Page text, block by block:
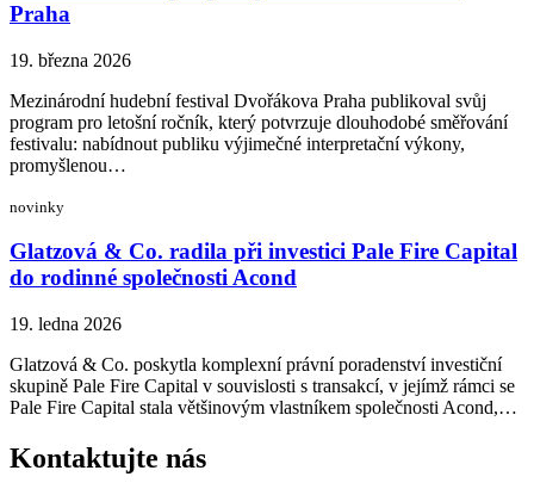
Praha
19. března 2026
Mezinárodní hudební festival Dvořákova Praha publikoval svůj
program pro letošní ročník, který potvrzuje dlouhodobé směřování
festivalu: nabídnout publiku výjimečné interpretační výkony,
promyšlenou…
novinky
Glatzová & Co. radila při investici Pale Fire Capital
do rodinné společnosti Acond
19. ledna 2026
Glatzová & Co. poskytla komplexní právní poradenství investiční
skupině Pale Fire Capital v souvislosti s transakcí, v jejímž rámci se
Pale Fire Capital stala většinovým vlastníkem společnosti Acond,…
Kontaktujte nás